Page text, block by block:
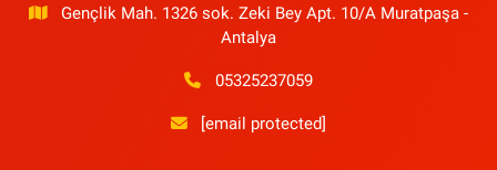
Gençlik Mah. 1326 sok. Zeki Bey Apt. 10/A Muratpaşa -
Antalya
05325237059
[email protected]